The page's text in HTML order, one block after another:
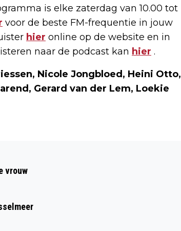
is elke zaterdag van 10.00 tot
voor de beste FM-frequentie in jouw
hier online op de website en in
naar de podcast kan hier .
Nicole Jongbloed, Heini Otto,
Gerard van der Lem, Loekie
IN HOOGWOUD
vrouw